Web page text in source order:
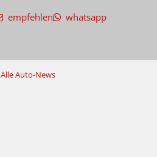
empfehlen whatsapp
Alle Auto-News